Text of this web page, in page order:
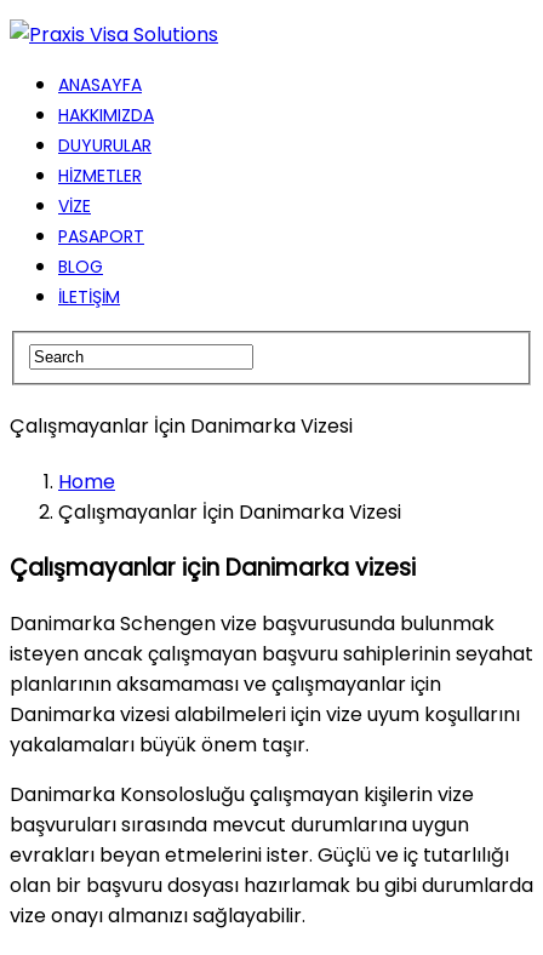
ANASAYFA
HAKKIMIZDA
DUYURULAR
HİZMETLER
VİZE
PASAPORT
BLOG
İLETİŞİM
Çalışmayanlar İçin Danimarka Vizesi
Home
Çalışmayanlar İçin Danimarka Vizesi
Çalışmayanlar için Danimarka vizesi
Danimarka Schengen vize başvurusunda bulunmak
isteyen ancak çalışmayan başvuru sahiplerinin seyahat
planlarının aksamaması ve çalışmayanlar için
Danimarka vizesi alabilmeleri için vize uyum koşullarını
yakalamaları büyük önem taşır.
Danimarka Konsolosluğu çalışmayan kişilerin vize
başvuruları sırasında mevcut durumlarına uygun
evrakları beyan etmelerini ister. Güçlü ve iç tutarlılığı
olan bir başvuru dosyası hazırlamak bu gibi durumlarda
vize onayı almanızı sağlayabilir.